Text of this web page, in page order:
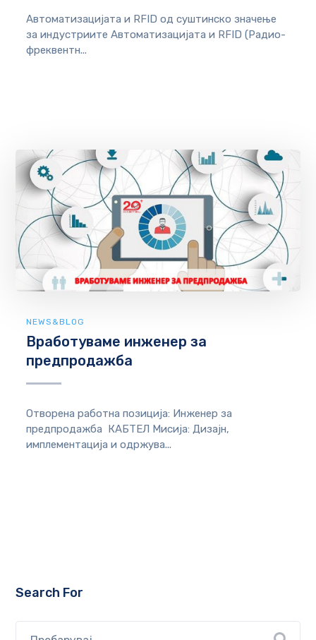
Автоматизацијата и RFID од суштинско значење
за индустриите Автоматизацијата и RFID (Радио-
фреквентн...
NEWS&BLOG
Вработуваме инженер за
предпродажба
Отворена рабoтна позиција: Инженер за
предпродажба КАБТЕЛ Мисија: Дизајн,
имплементација и одржува...
Search For